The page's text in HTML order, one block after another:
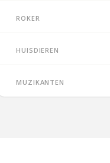
Roker
Huisdieren
Muzikanten